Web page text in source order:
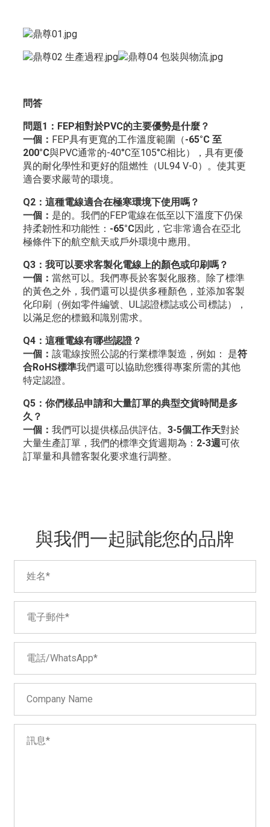
問答
問題1：FEP相對於PVC的主要優勢是什麼？
一個： FEP具有更寬的工作溫度範圍（-65°C 至
200°C與PVC通常的-40°C至105°C相比），具有更優
異的耐化學性和更好的阻燃性（UL94 V-0）。 使其更
適合要求嚴苛的環境。
Q2：這種電線適合在極寒環境下使用嗎？
一個： 是的。我們的FEP電線在低至以下溫度下仍保
持柔韌性和功能性： -65°C因此，它非常適合在亞北
極條件下的航空航天或戶外環境中應用。
Q3：我可以要求客製化電線上的顏色或印刷嗎？
一個： 當然可以。我們專長於客製化服務。除了標準
的黃色之外，我們還可以提供多種顏色，並添加客製
化印刷（例如零件編號、UL認證標誌或公司標誌），
以滿足您的標籤和識別需求。
Q4：這種電線有哪些認證？
一個： 該電線按照公認的行業標準製造，例如： 是符
合RoHS標準我們還可以協助您獲得專案所需的其他
特定認證。
Q5：你們樣品申請和大量訂單的典型交貨時間是多
久？
一個： 我們可以提供樣品供評估。 3-5個工作天對於
大量生產訂單，我們的標準交貨週期為： 2-3週可依
訂單量和具體客製化要求進行調整。
與我們一起賦能您的品牌